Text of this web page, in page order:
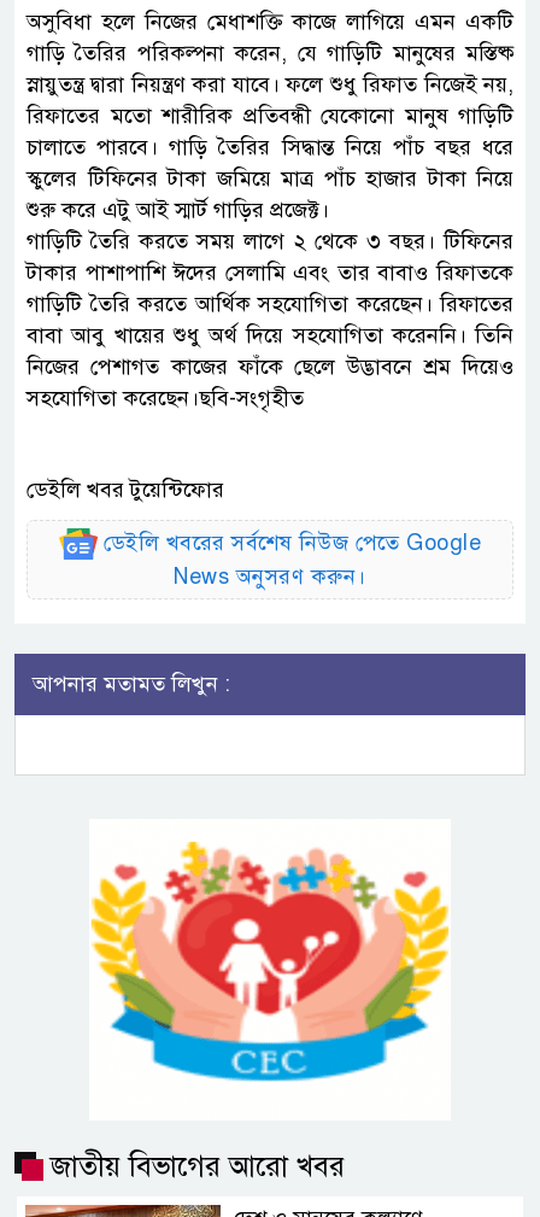
অসুবিধা হলে নিজের মেধাশক্তি কাজে লাগিয়ে এমন একটি
গাড়ি তৈরির পরিকল্পনা করেন, যে গাড়িটি মানুষের মস্তিষ্ক
স্নায়ুতন্ত্র দ্বারা নিয়ন্ত্রণ করা যাবে। ফলে শুধু রিফাত নিজেই নয়,
রিফাতের মতো শারীরিক প্রতিবন্ধী যেকোনো মানুষ গাড়িটি
চালাতে পারবে। গাড়ি তৈরির সিদ্ধান্ত নিয়ে পাঁচ বছর ধরে
স্কুলের টিফিনের টাকা জমিয়ে মাত্র পাঁচ হাজার টাকা নিয়ে
শুরু করে এটু আই স্মার্ট গাড়ির প্রজেক্ট।
গাড়িটি তৈরি করতে সময় লাগে ২ থেকে ৩ বছর। টিফিনের
টাকার পাশাপাশি ঈদের সেলামি এবং তার বাবাও রিফাতকে
গাড়িটি তৈরি করতে আর্থিক সহযোগিতা করেছেন। রিফাতের
বাবা আবু খায়ের শুধু অর্থ দিয়ে সহযোগিতা করেননি। তিনি
নিজের পেশাগত কাজের ফাঁকে ছেলে উদ্ভাবনে শ্রম দিয়েও
সহযোগিতা করেছেন।ছবি-সংগৃহীত
ডেইলি খবর টুয়েন্টিফোর
ডেইলি খবরের সর্বশেষ নিউজ পেতে Google
News অনুসরণ করুন।
আপনার মতামত লিখুন :
জাতীয় বিভাগের আরো খবর